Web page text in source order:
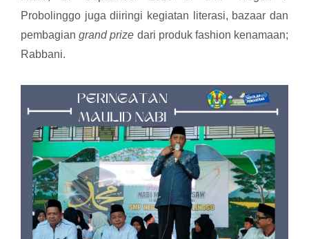
Probolinggo juga diiringi kegiatan literasi, bazaar dan
pembagiangrand prize dari produk fashion kenamaan;
Rabbani.